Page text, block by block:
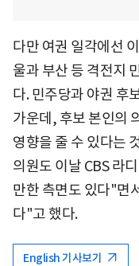
다만 여권 일각에선
울과 부산 등 격전지
다. 민주당과 야권 후
가운데, 후보 본인의
영향을 줄 수 있다는
의원도 이날 CBS 라
만한 측면도 있다"면
다"고 했다.
English 기사보기